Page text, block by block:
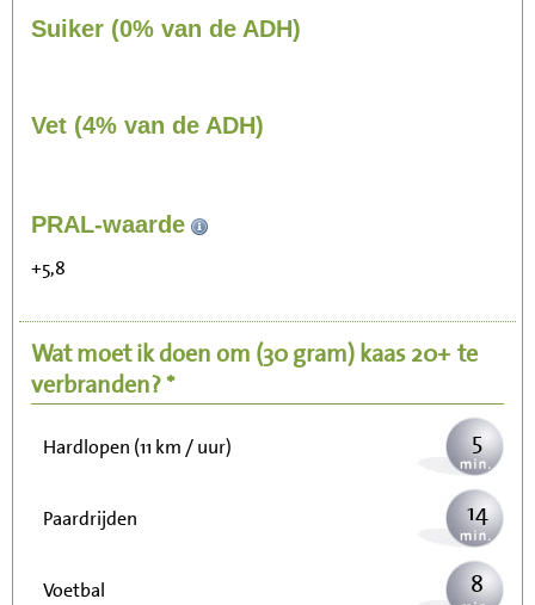
Suiker (0% van de ADH)
Vet (4% van de ADH)
PRAL-waarde
+5,8
Wat moet ik doen om (30 gram)kaas 20+ te
verbranden? *
Zitten, tv kijken
Wandelen (5 km/uur) 13
Hardlopen (11 km / uur) 5
Paardrijden 14
Voetbal 8